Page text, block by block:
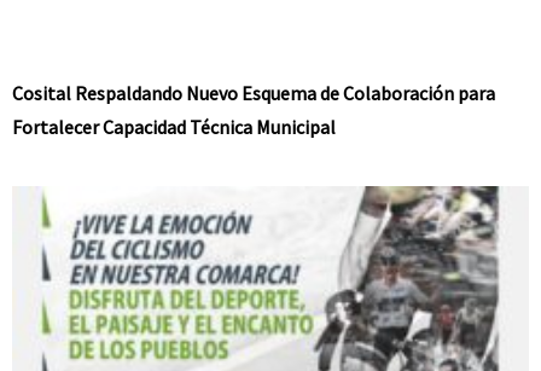
Cosital Respaldando Nuevo Esquema de Colaboración para
Fortalecer Capacidad Técnica Municipal